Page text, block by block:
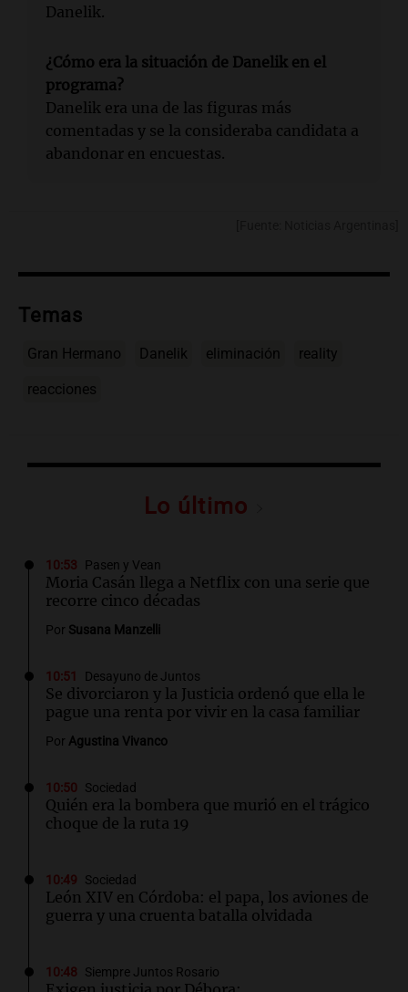
Danelik.
¿Cómo era la situación de Danelik en el
programa?
Danelik era una de las figuras más
comentadas y se la consideraba candidata a
abandonar en encuestas.
Temas
Gran Hermano Danelik eliminación reality
reacciones
Lo último
10:53 Pasen y Vean
Moria Casán llega a Netflix con una serie que
recorre cinco décadas
Por Susana Manzelli
10:51 Desayuno de Juntos
Se divorciaron y la Justicia ordenó que ella le
pague una renta por vivir en la casa familiar
Por Agustina Vivanco
10:50 Sociedad
Quién era la bombera que murió en el trágico
choque de la ruta 19
10:49 Sociedad
León XIV en Córdoba: el papa, los aviones de
guerra y una cruenta batalla olvidada
10:48 Siempre Juntos Rosario